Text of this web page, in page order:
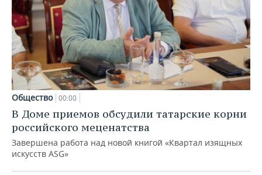
Общество 00:00
В Доме приемов обсудили татарские корни
российского меценатства
Завершена работа над новой книгой «Квартал изящных
искусств ASG»